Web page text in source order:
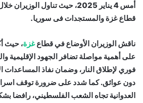
أمس 4 يناير 2025، حيث تناول
قطاع غزة والمستجدات فى سوريا.
ناقش الوزيران الأوضاع في قطاع غزة، حيث
على أهمية مواصلة تضافر الجهود الإقليمية
فوري لإطلاق النار، وضمان نفاذ المساعدات
دون عوائق. كما شدد على ضرورة توقف
العدوانية تجاه الشعب الفلسطيني، رافضا